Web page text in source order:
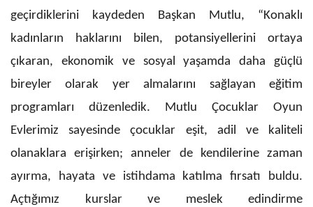
geçirdiklerini kaydeden Başkan Mutlu, “Konaklı
kadınların haklarını bilen, potansiyellerini ortaya
çıkaran, ekonomik ve sosyal yaşamda daha güçlü
bireyler olarak yer almalarını sağlayan eğitim
programları düzenledik. Mutlu Çocuklar Oyun
Evlerimiz sayesinde çocuklar eşit, adil ve kaliteli
olanaklara erişirken; anneler de kendilerine zaman
ayırma, hayata ve istihdama katılma fırsatı buldu.
Açtığımız kurslar ve meslek edindirme